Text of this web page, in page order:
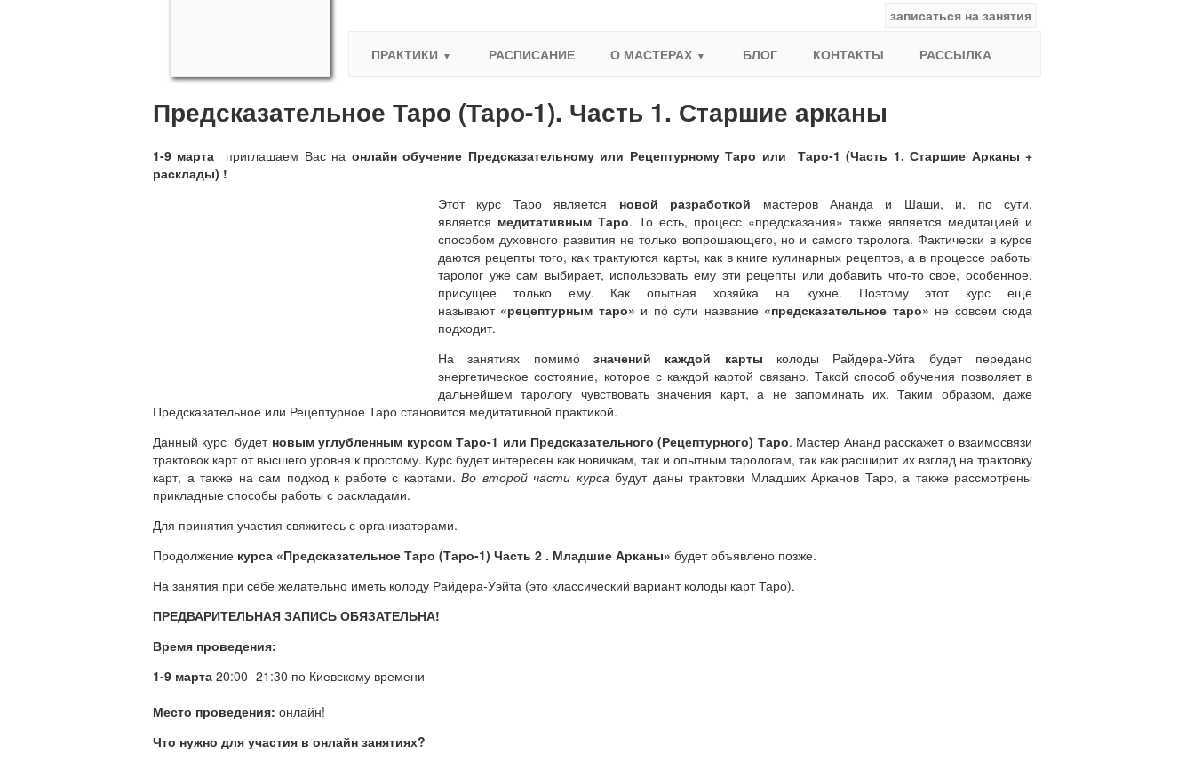
записаться на занятия
ПРАКТИКИ
РАСПИСАНИЕ О МАСТЕРАХ БЛОГ КОНТАКТЫ РАССЫЛКА
Предсказательное Таро (Таро-1). Часть 1. Старшие арканы
1-9 марта приглашаем Вас на онлайн обучение Предсказательному или Рецептурному Таро или Таро-1 (Часть 1. Старшие Арканы +
расклады) !
Этот курс Таро является новой разработкой мастеров Ананда и Шаши, и, по сути,
является медитативным Таро. То есть, процесс «предсказания» также является медитацией и
способом духовного развития не только вопрошающего, но и самого таролога. Фактически в курсе
даются рецепты того, как трактуются карты, как в книге кулинарных рецептов, а в процессе работы
таролог уже сам выбирает, использовать ему эти рецепты или добавить что-то свое, особенное,
присущее только ему. Как опытная хозяйка на кухне. Поэтому этот курс еще
называют«рецептурным таро» и по сути название «предсказательное таро» не совсем сюда
подходит.
На занятиях помимозначений каждой карты колоды Райдера-Уйта будет передано
энергетическое состояние, которое с каждой картой связано. Такой способ обучения позволяет в
дальнейшем тарологу чувствовать значения карт, а не запоминать их. Таким образом, даже
Предсказательное или Рецептурное Таро становится медитативной практикой.
Данный курс будет новым углубленным курсом Таро-1 или Предсказательного (Рецептурного) Таро. Мастер Ананд расскажет о взаимосвязи
трактовок карт от высшего уровня к простому. Курс будет интересен как новичкам, так и опытным тарологам, так как расширит их взгляд на трактовку
карт, а также на сам подход к работе с картами. Во второй части курса будут даны трактовки Младших Арканов Таро, а также рассмотрены
прикладные способы работы с раскладами.
Для принятия участия свяжитесь с организаторами.
Продолжение курса «Предсказательное Таро (Таро-1) Часть 2 . Младшие Арканы» будет объявлено позже.
На занятия при себе желательно иметь колоду Райдера-Уэйта (это классический вариант колоды карт Таро).
ПРЕДВАРИТЕЛЬНАЯ ЗАПИСЬ ОБЯЗАТЕЛЬНА!
Время проведения:
1-9 марта 20:00 -21:30 по Киевскому времени
Место проведения: онлайн!
Что нужно для участия в онлайн занятиях?